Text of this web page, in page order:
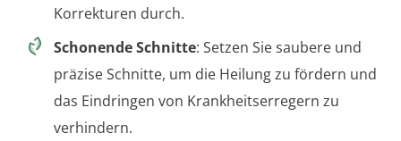
Korrekturen durch.
Schonende Schnitte: Setzen Sie saubere und
präzise Schnitte, um die Heilung zu fördern und
das Eindringen von Krankheitserregern zu
verhindern.